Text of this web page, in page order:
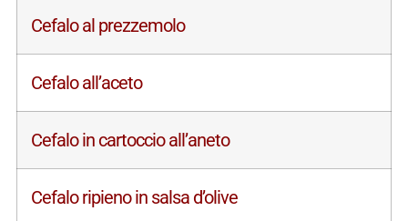
Cefalo al prezzemolo
Cefalo all’aceto
Cefalo in cartoccio all’aneto
Cefalo ripieno in salsa d’olive